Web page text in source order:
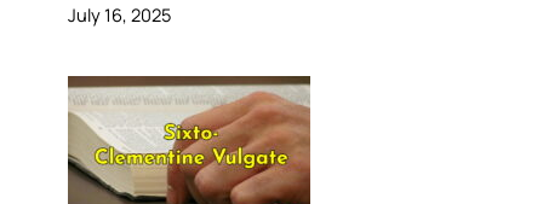
July 16, 2025